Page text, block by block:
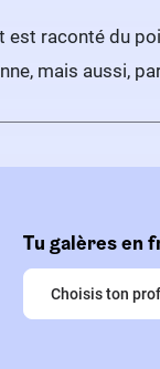
est raconté du
mais aussi,
Tu galères en
Choisis ton